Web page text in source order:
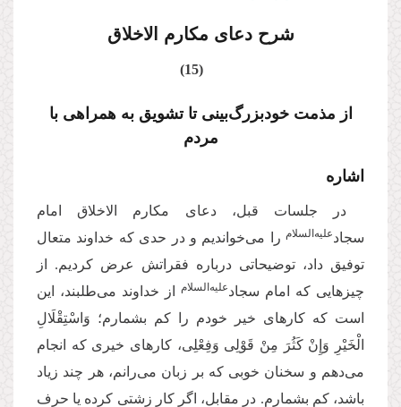
شرح دعای مکارم الاخلاق
(15)
از مذمت خودبزرگ‌بینی تا تشویق به همراهی با
مردم
اشاره
در جلسات قبل، دعای مکارم الاخلاق امام
سجادعلیه‌السلام را می‌خواندیم و در حدی که خداوند متعال
توفیق داد، توضیحاتی درباره فقراتش عرض کردیم. از
چیزهایی که امام سجاد‌علیه‌السلام
از خداوند می‌طلبند، این
است که کارهای خیر خودم را کم بشمارم؛ وَاسْتِقْلَالِ
الْخَیْرِ وَإِنْ كَثُرَ مِنْ قَوْلِی وَفِعْلِی، کارهای خیری که انجام
می‌دهم و سخنان خوبی که بر زبان می‌رانم،‌ هر چند زیاد
باشد، کم بشمارم. در مقابل، اگر کار زشتی کرده یا حرف